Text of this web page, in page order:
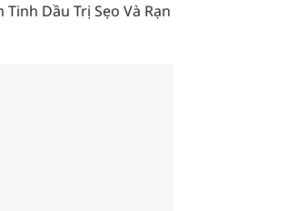
Dầu Trị Sẹo Và Rạn